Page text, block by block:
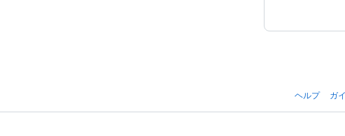
ヘルプ
ガ